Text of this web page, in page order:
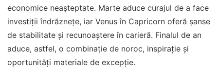
economice neașteptate. Marte aduce curajul de a face
investiții îndrăznețe, iar Venus în Capricorn oferă șanse
de stabilitate și recunoaștere în carieră. Finalul de an
aduce, astfel, o combinație de noroc, inspirație și
oportunități materiale de excepție.